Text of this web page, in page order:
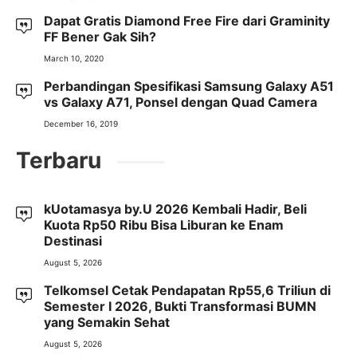
Dapat Gratis Diamond Free Fire dari Graminity
FF Bener Gak Sih?
March 10, 2020
Perbandingan Spesifikasi Samsung Galaxy A51
vs Galaxy A71, Ponsel dengan Quad Camera
December 16, 2019
Terbaru
kUotamasya by.U 2026 Kembali Hadir, Beli
Kuota Rp50 Ribu Bisa Liburan ke Enam
Destinasi
August 5, 2026
Telkomsel Cetak Pendapatan Rp55,6 Triliun di
Semester I 2026, Bukti Transformasi BUMN
yang Semakin Sehat
August 5, 2026